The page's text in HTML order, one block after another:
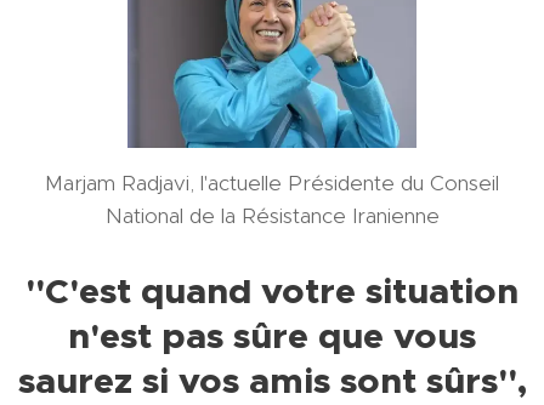
Marjam Radjavi, l'actuelle Présidente du Conseil
National de la Résistance Iranienne
"C'est quand votre situation
n'est pas sûre que vous
saurez si vos amis sont sûrs",